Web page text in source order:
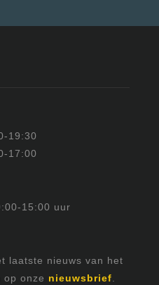
19:30
17:00
15:00 uur
laatste nieuws van het
op onze nieuwsbrief.